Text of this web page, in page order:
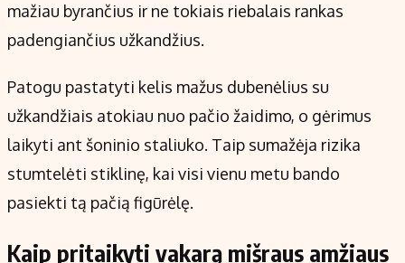
mažiau byrančius ir ne tokiais riebalais rankas
padengiančius užkandžius.
Patogu pastatyti kelis mažus dubenėlius su
užkandžiais atokiau nuo pačio žaidimo, o gėrimus
laikyti ant šoninio staliuko. Taip sumažėja rizika
stumtelėti stiklinę, kai visi vienu metu bando
pasiekti tą pačią figūrėlę.
Kaip pritaikyti vakarą mišraus amžiaus